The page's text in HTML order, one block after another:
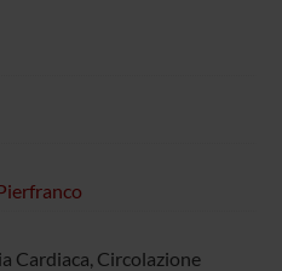
Cardiaca, Circolazione